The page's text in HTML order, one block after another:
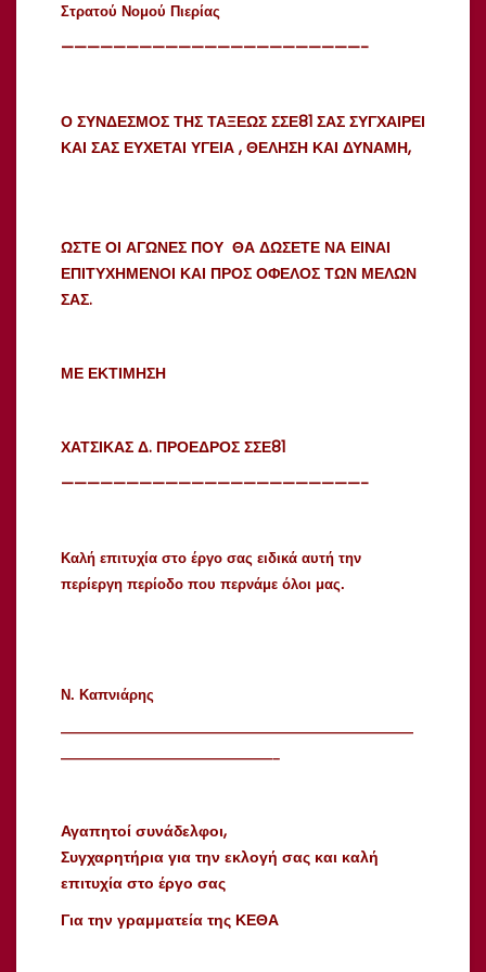
Στρατού Νομού Πιερίας
———————————————————————-
Ο ΣΥΝΔΕΣΜΟΣ ΤΗΣ ΤΑΞΕΩΣ ΣΣΕ81 ΣΑΣ ΣΥΓΧΑΙΡΕΙ
ΚΑΙ ΣΑΣ ΕΥΧΕΤΑΙ ΥΓΕΙΑ , ΘΕΛΗΣΗ ΚΑΙ ΔΥΝΑΜΗ,
ΩΣΤΕ ΟΙ ΑΓΩΝΕΣ ΠΟΥ ΘΑ ΔΩΣΕΤΕ ΝΑ ΕΙΝΑΙ
ΕΠΙΤΥΧΗΜΕΝΟΙ ΚΑΙ ΠΡΟΣ ΟΦΕΛΟΣ ΤΩΝ ΜΕΛΩΝ
ΣΑΣ.
ΜΕ ΕΚΤΙΜΗΣΗ
ΧΑΤΣΙΚΑΣ Δ. ΠΡΟΕΔΡΟΣ ΣΣΕ81
———————————————————————-
Καλή επιτυχία στο έργο σας ειδικά αυτή την
περίεργη περίοδο που περνάμε όλοι μας.
Ν. Καπνιάρης
—————————————————————————
———————————————–
Αγαπητοί συνάδελφοι,
Συγχαρητήρια για την εκλογή σας και καλή
επιτυχία στο έργο σας
Για την γραμματεία της ΚΕΘΑ